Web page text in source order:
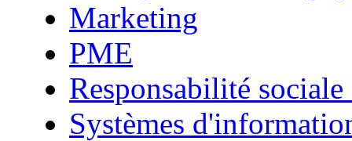
Marketing
PME
Responsabilité
Systèmes